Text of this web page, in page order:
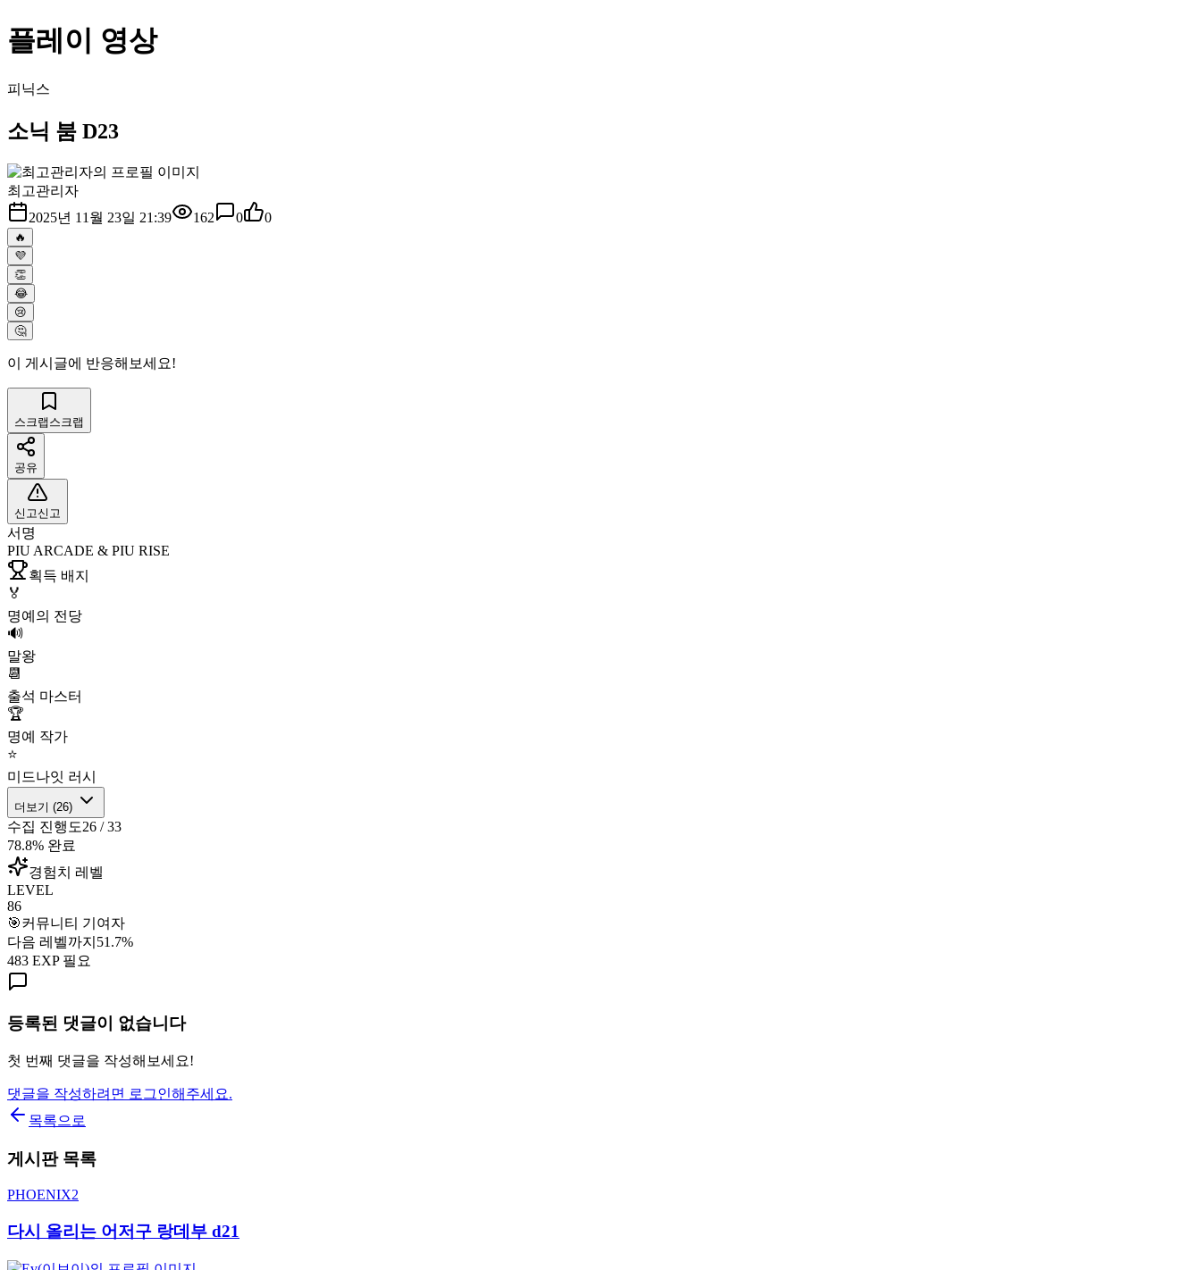
플레이 영상
피닉스
소닉 붐 D23
최고관리자
2025년 11월 23일 21:39
162 0 0
🔥
💜
👏
😂
😢
🤔
이 게시글에 반응해보세요!
스크랩 스크랩
공유
신고신고
서명
PIU ARCADE & PIU RISE
획득 배지
🏅
명예의 전당
🔊
말왕
📆
출석 마스터
🏆
명예 작가
⭐
미드나잇 러시
더보기 (26)
수집 진행도26 /33
78.8% 완료
경험치 레벨
LEVEL
86
🎯커뮤니티 기여자
다음 레벨까지 51.7%
483 EXP 필요
등록된 댓글이 없습니다
첫 번째 댓글을 작성해보세요!
댓글을 작성하려면 로그인해주세요.
목록으로
게시판 목록
PHOENIX2
다시 올리는 어저구 랑데부 d21